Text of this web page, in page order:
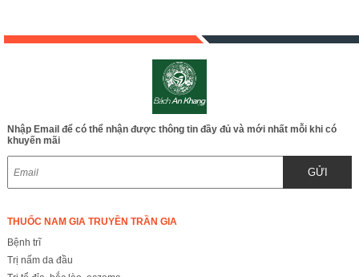
Nhập Email để có thể nhận được thông tin đầy đủ và mới nhất mỗi khi có
khuyến mãi
GỬI
THUỐC NAM GIA TRUYỀN TRẦN GIA
Bệnh trĩ
Trị nấm da đầu